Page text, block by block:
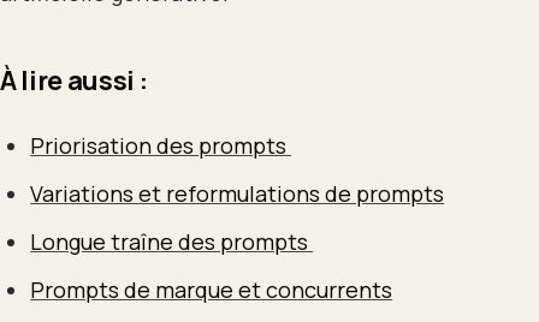
À lire aussi :
Priorisation des prompts
Variations et reformulations de prompts
Longue traîne des prompts
Prompts de marque et concurrents